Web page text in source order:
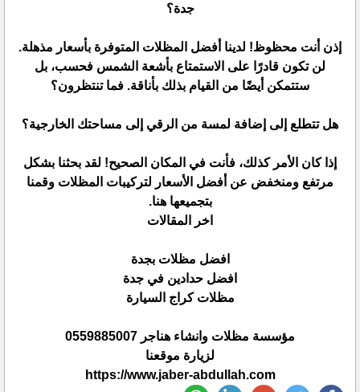
جدة؟
إذن أنت محظوظ! لدينا أفضل المظلات المتوفرة بأسعار مذهلة.
لن تكون قادرًا على الاستمتاع بأشعة الشمس فحسب، بل
ستتمكن أيضًا من القيام بذلك بأناقة. فما تنتظرون؟
هل تتطلع إلى إضافة لمسة من الرقي إلى مساحتك الخارجية؟
إذا كان الأمر كذلك، فأنت في المكان الصحيح! لقد بحثنا بشكل
مرتفع ومنخفض عن أفضل الأسعار لتركيبات المظلات وقمنا
بتجميعها هنا.
اخر المقالات
افضل مظلات بجدة
افضل حدادين في جدة
مظلات كراج السيارة
مؤسسة مظلات وانشاء هناجر 0559885007
لزيارة موقعنا
https://www.jaber-abdullah.com